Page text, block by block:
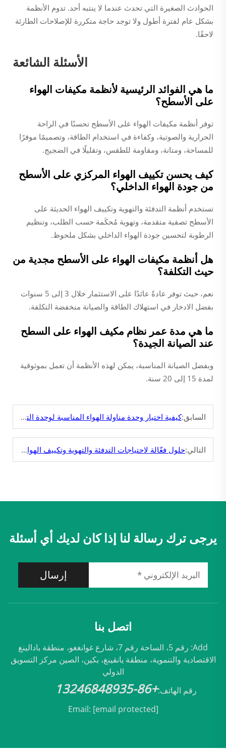
الحوادث الصغيرة التي تحدث عندما لا ينتبه أحد. تدوم الأنظمة
بشكل عام لفترة أطول ولا توجد حاجة متكررة للإصلاحات الطارئة
لاحقًا.
الأسئلة الشائعة
ما هي الفوائد الرئيسية لأنظمة مكيفات الهواء
على الأسطح؟
توفر أنظمة مكيفات الهواء على الأسطح تحسنًا في الراحة
الحرارية والصوتية، وكفاءة في استخدام الطاقة، وتصميمًا موفرًا
للمساحة، ومتانة، ومقاومة للطقس، وتقليلًا في الضجيج.
كيف يحسن تكييف الهواء المركزي على الأسطح
من جودة الهواء الداخلي؟
تستخدم أنظمة التدفئة والتهوية وتكييف الهواء الحديثة على
الأسطح تصفية متقدمة، وتهوية مُحكَمة حسب الطلب، وتنظيم
الرطوبة لتحسين جودة الهواء الداخلي بشكل ملحوظ.
هل أنظمة مكيفات الهواء على الأسطح مجدية من
حيث التكلفة؟
نعم، حيث توفر عادةً عائدًا على الاستثمار خلال 3 إلى 5 سنوات
بفضل الادخار في استهلاك الطاقة والصيانة منخفضة التكلفة.
ما هي مدة عمر نظام مكيف الهواء على السطح
عند الصيانة الجيدة؟
وبفضل الصيانة المناسبة، يمكن لهذه الأنظمة أن تعمل بموثوقية
لمدة 15 إلى 20 سنة.
السابق:كيفية اختيار وحدة مناولة الهواء المناسبة لوحدة التكييف؟
التالي:حلول فعّالة لاحتياجات التدفئة والتهوية وتكييف الهواء الصناعية
يرجى ترك رسالة لنا إذا كان لديك أي أسئلة
إرسال
اتصل بنا
Add: رقم 5، الساحة رقم 7، شارع غوانغغو، منطقة بادالينغ
الاقتصادية والتنموية، منطقة يانقينغ، بكين، الصين مركز التسويق
الدولي
رقم الهاتف:+86-13246848935
Email: [email protected]